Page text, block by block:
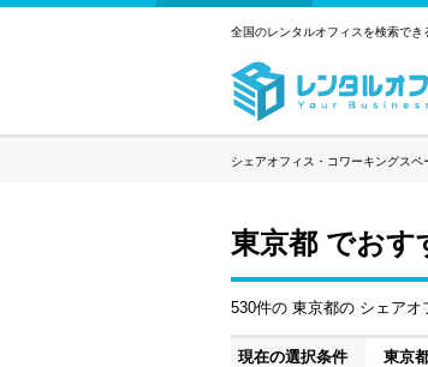
全国のレンタルオフィスを検索でき
シェアオフィス・コワーキングスペ
東京都 でお
530件の 東京都の シェアオ
現在の選択条件 東京